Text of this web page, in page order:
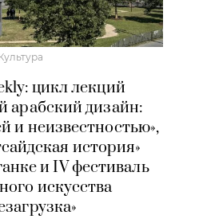
цикл лекций
арабский дизайн:
и неизвестностью»,
история»
и IV фестиваль
искусства